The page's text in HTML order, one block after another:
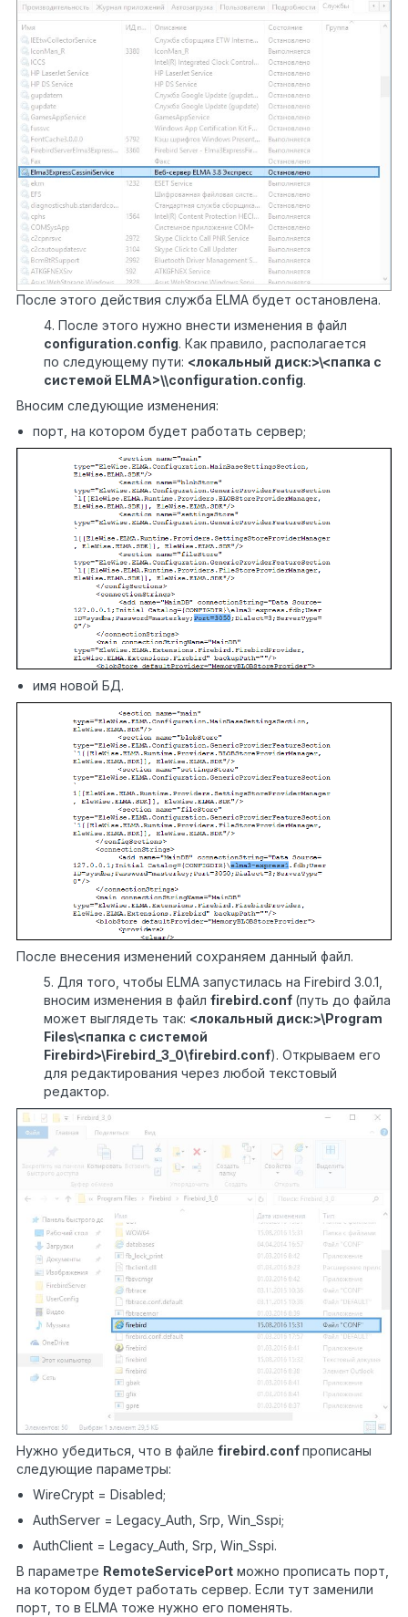
После этого действия служба ELMA будет остановлена.
4. После этого нужно внести изменения в файл
configuration.config. Как правило, располагается
по следующему пути: <локальный диск:>\<папка c
системой ELMA>\\configuration.config.
Вносим следующие изменения:
порт, на котором будет работать сервер;
имя новой БД.
После внесения изменений сохраняем данный файл.
5. Для того, чтобы ELMA запустилась на Firebird 3.0.1,
вносим изменения в файл firebird.conf (путь до файла
может выглядеть так: <локальный диск:>\Program
Files\<папка c системой
Firebird>\Firebird_3_0\firebird.conf). Открываем его
для редактирования через любой текстовый
редактор.
Нужно убедиться, что в файле firebird.confпрописаны
следующие параметры:
WireCrypt = Disabled;
AuthServer = Legacy_Auth, Srp, Win_Sspi;
AuthClient = Legacy_Auth, Srp, Win_Sspi.
В параметре RemoteServicePort можно прописать порт,
на котором будет работать сервер. Если тут заменили
порт, то в ELMA тоже нужно его поменять.